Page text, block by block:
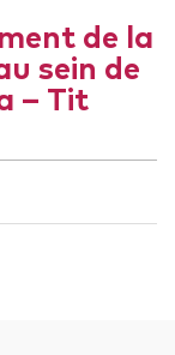
de la
sein de
– Tit